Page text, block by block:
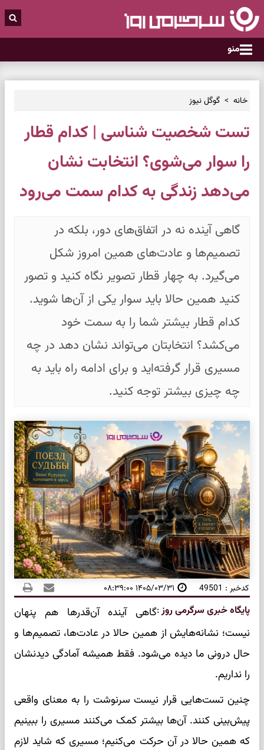
منو
خانه گوگل نیوز
تست شخصیت شناسی | کدام قطار
را سوار می‌شوی؟ انتخابت نشان
می‌دهد زندگی به کدام سمت می‌رود
گاهی آینده نه در اتفاق‌های دور، بلکه در
تصمیم‌ها و عادت‌های همین امروز شکل
می‌گیرد. به چهار قطار تصویر نگاه کنید و تصور
کنید همین حالا باید سوار یکی از آن‌ها شوید.
کدام قطار بیشتر شما را به سمت خود
می‌کشد؟ انتخابتان می‌تواند نشان دهد در چه
مسیری قرار گرفته‌اید و برای ادامه راه باید به
چه چیزی بیشتر توجه کنید.
کدخبر : 49501 ۱۴۰۵/۰۳/۳۱ ۰۸:۳۹:۰۰
پایگاه خبری سرگرمی روز:گاهی آینده آن‌قدرها هم پنهان
نیست؛ نشانه‌هایش از همین حالا در عادت‌ها، تصمیم‌ها و
حال درونی ما دیده می‌شود. فقط همیشه آمادگی دیدنشان
را نداریم.
چنین تست‌هایی قرار نیست سرنوشت را به معنای واقعی
پیش‌بینی کنند. آن‌ها بیشتر کمک می‌کنند مسیری را ببینیم
که همین حالا در آن حرکت می‌کنیم؛ مسیری که شاید لازم